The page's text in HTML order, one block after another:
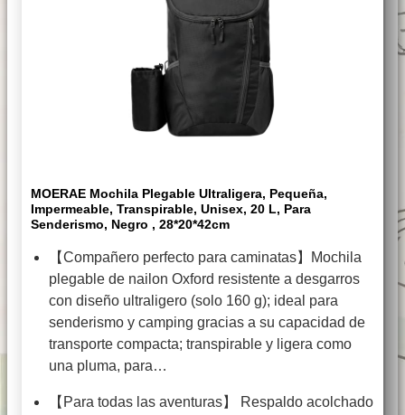
MOERAE Mochila Plegable Ultraligera, Pequeña,
Impermeable, Transpirable, Unisex, 20 L, Para
Senderismo, Negro , 28*20*42cm
【Compañero perfecto para caminatas】Mochila
plegable de nailon Oxford resistente a desgarros
con diseño ultraligero (solo 160 g); ideal para
senderismo y camping gracias a su capacidad de
transporte compacta; transpirable y ligera como
una pluma, para…
【Para todas las aventuras】 Respaldo acolchado